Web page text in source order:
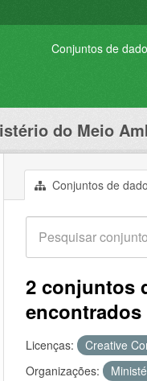
Conjuntos de
do Meio
Conjuntos de
2 conjuntos
encontrados
Licenças: Creative
Organizações: